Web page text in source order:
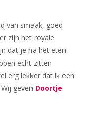
van smaak, goed
zijn het royale
dat je na het eten
echt zitten
erg lekker dat ik een
geven Doortje